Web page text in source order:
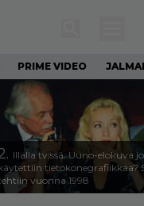
PRIME VIDEO
Illalla tv:ssä: Uuno-elokuva
tietokonegrafiikkaa?
vuonna 1998